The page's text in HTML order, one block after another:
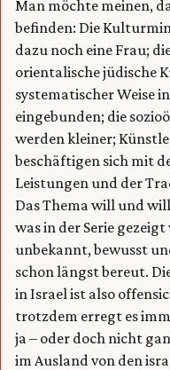
Man möchte meinen,
befinden: Die
dazu noch eine Frau;
orientalische jüdische
systematischer Weise
eingebunden; die
werden kleiner;
beschäftigen sich mit
Leistungen und der
Das Thema will und
was in der Serie
unbekannt, bewusst
schon längst bereut.
in Israel ist also
trotzdem erregt es
ja – oder doch nicht
im Ausland von den